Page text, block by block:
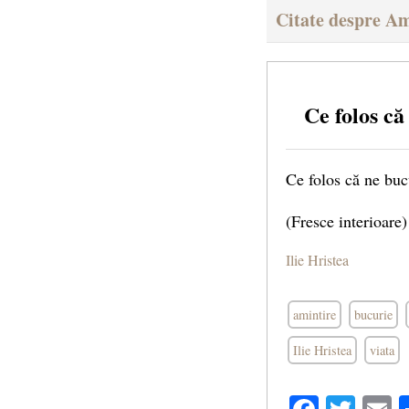
Citate despre
Ce folos
Ce folos că ne
(Fresce interioare)
Ilie Hristea
amintire bucurie
Ilie Hristea viata